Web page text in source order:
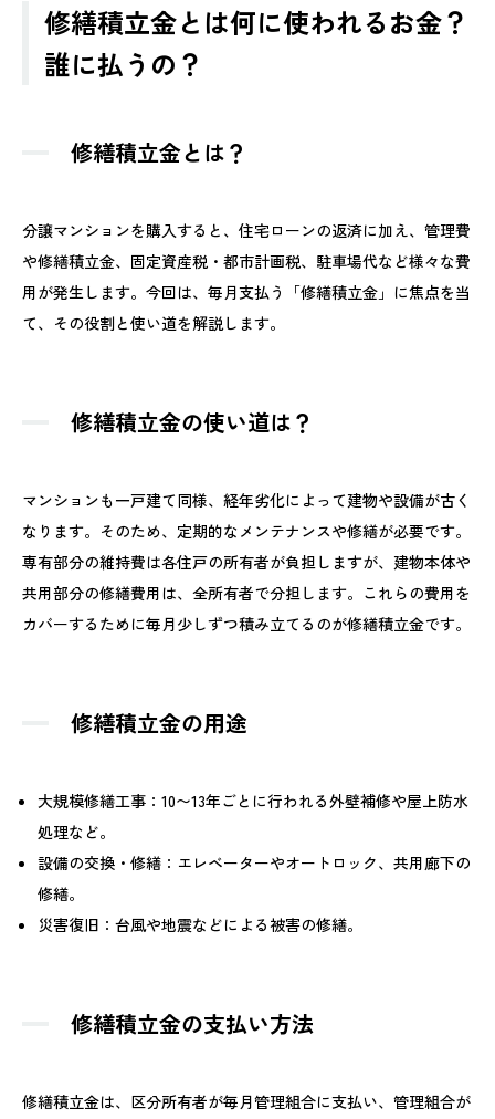
修繕積立金とは何に使われるお金？
誰に払うの？
修繕積立金とは？
分譲マンションを購入すると、住宅ローンの返済に加え、管理費
や修繕積立金、固定資産税・都市計画税、駐車場代など様々な費
用が発生します。今回は、毎月支払う「修繕積立金」に焦点を当
て、その役割と使い道を解説します。
修繕積立金の使い道は？
マンションも一戸建て同様、経年劣化によって建物や設備が古く
なります。そのため、定期的なメンテナンスや修繕が必要です。
専有部分の維持費は各住戸の所有者が負担しますが、建物本体や
共用部分の修繕費用は、全所有者で分担します。これらの費用を
カバーするために毎月少しずつ積み立てるのが修繕積立金です。
修繕積立金の用途
大規模修繕工事：10〜13年ごとに行われる外壁補修や屋上防水
処理など。
設備の交換・修繕：エレベーターやオートロック、共用廊下の
修繕。
災害復旧：台風や地震などによる被害の修繕。
修繕積立金の支払い方法
修繕積立金は、区分所有者が毎月管理組合に支払い、管理組合が